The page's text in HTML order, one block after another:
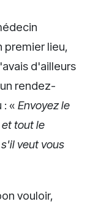
premier lieu,
d'ailleurs
rendez-
« Envoyez le
tout le
veut vous
vouloir,